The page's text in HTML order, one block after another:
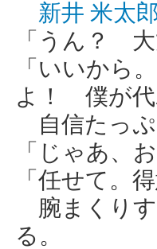
新井 米太
「うん？
「いいから
よ！ 僕が代
自信たっぷ
「じゃあ、
「任せて。
腕まくりす
る。